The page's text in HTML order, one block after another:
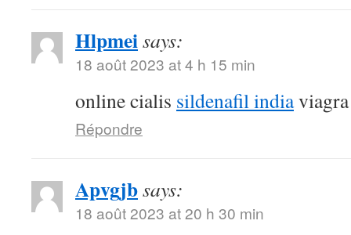
Hlpmeisays:
18 août 2023 at 4 h 15 min
online cialis sildenafil india
Répondre
Apvgjbsays:
18 août 2023 at 20 h 30 min